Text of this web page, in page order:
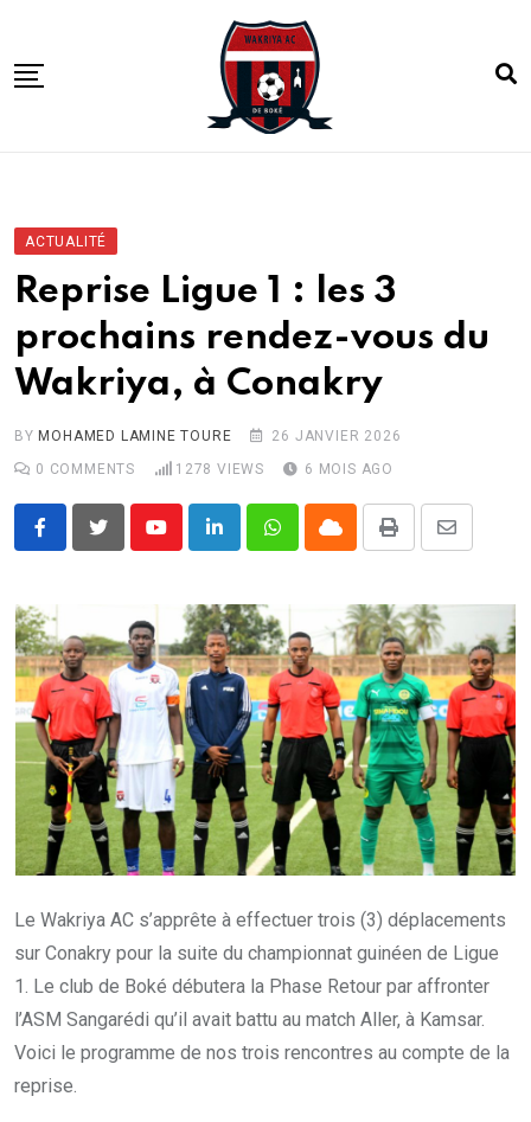
content
COMPETITIONS
CLUB
ACADEMIE
ACTUALITÉ
Reprise Ligue 1 : les 3
prochains rendez-vous du
Wakriya, à Conakry
BYMOHAMED LAMINE TOURE
26 JANVIER 2026
0 COMMENTS 1278 VIEWS 6 MOIS AGO
YoutubeLinkedInWhatsappCloud Print
Share
Email
Le Wakriya AC s’apprête à effectuer trois (3) déplacements
sur Conakry pour la suite du championnat guinéen de Ligue
1. Le club de Boké débutera la Phase Retour par affronter
l’ASM Sangarédi qu’il avait battu au match Aller, à Kamsar.
Voici le programme de nos trois rencontres au compte de la
reprise.